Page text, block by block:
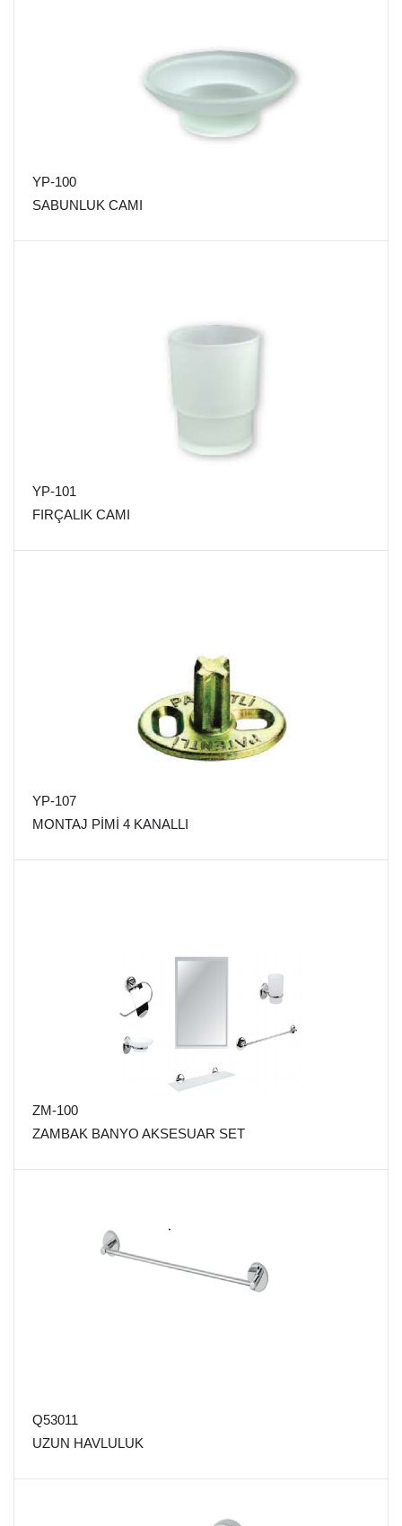
YP-100
SABUNLUK CAMI
YP-101
FIRÇALIK CAMI
YP-107
MONTAJ PİMİ 4 KANALLI
ZM-100
ZAMBAK BANYO AKSESUAR SET
Q53011
UZUN HAVLULUK